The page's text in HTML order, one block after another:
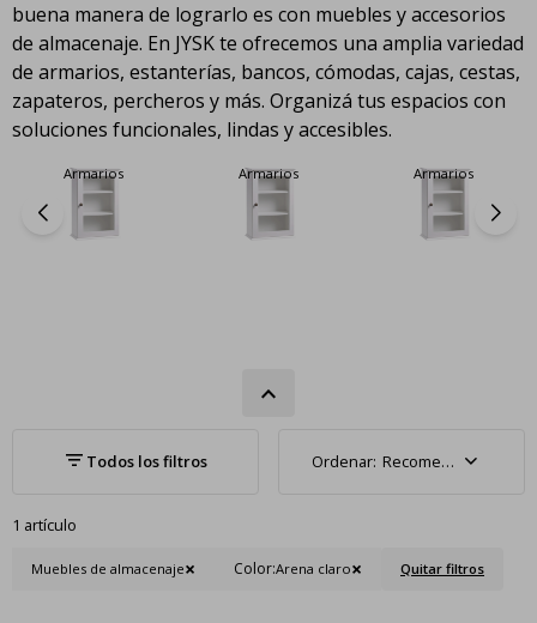
buena manera de lograrlo es con muebles y accesorios
de almacenaje. En JYSK te ofrecemos una amplia variedad
de armarios, estanterías, bancos, cómodas, cajas, cestas,
zapateros, percheros y más. Organizá tus espacios con
soluciones funcionales, lindas y accesibles.
Armarios Armarios Armarios
Recomendados
1 artículo
Muebles de almacenaje Color:Arena claro Quitar filtros